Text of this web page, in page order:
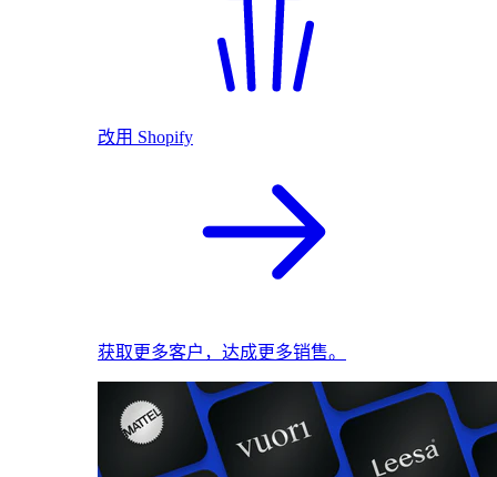
改用 Shopify
获取更多客户，达成更多销售。